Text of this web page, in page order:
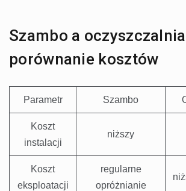
Szambo a
porównanie kosztów
Parametr Szambo
Koszt
instalacji
niższy
Koszt
eksploatacji
regularne
opróżnianie